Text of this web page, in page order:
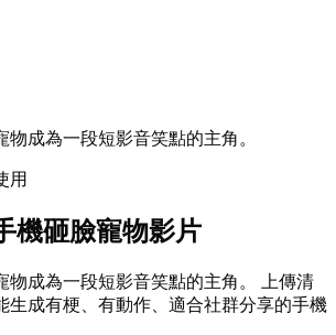
成為一段短影音笑點的主角。
用
機砸臉寵物影片
物成為一段短影音笑點的主角。 上傳清
生成有梗、有動作、適合社群分享的手機